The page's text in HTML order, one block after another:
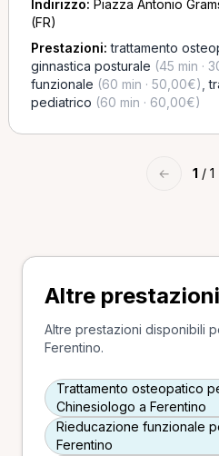
Indirizzo: Piazza Antonio
(FR)
Prestazioni:trattamento
ginnastica posturale (45 min ·
funzionale (60 min · 50,00€) ,
pediatrico (60 min · 60,00€)
← 1 / 1
Altre
Altre prestazioni disponibili
Ferentino.
Trattamento osteopatico
Chinesiologo a Ferentino
Rieducazione funzionale
Ferentino